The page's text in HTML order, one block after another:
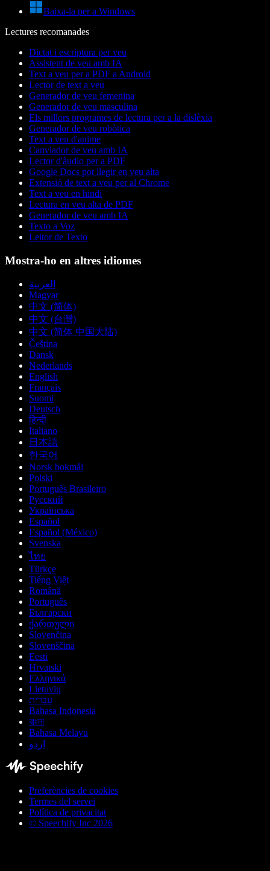
Baixa-la per a Windows
Lectures recomanades
Dictat i escriptura per veu
Assistent de veu amb IA
Text a veu per a PDF a Android
Lector de text a veu
Generador de veu femenina
Generador de veu masculina
Els millors programes de lectura per a la dislèxia
Generador de veu robòtica
Text a veu d'anime
Canviador de veu amb IA
Lector d'àudio per a PDF
Google Docs pot llegir en veu alta
Extensió de text a veu per al Chrome
Text a veu en hindi
Lectura en veu alta de PDF
Generador de veu amb IA
Texto a Voz
Leitor de Texto
Mostra-ho en altres idiomes
العربية
Magyar
中文 (简体)
中文 (台灣)
中文 (简体 中国大陆)
Čeština
Dansk
Nederlands
English
Français
Suomi
Deutsch
हिन्दी
Italiano
日本語
한국어
Norsk bokmål
Polski
Português Brasileiro
Русский
Українська
Español
Español (México)
Svenska
ไทย
Türkçe
Tiếng Việt
Română
Português
Български
ქართული
Slovenčina
Slovenščina
Eesti
Hrvatski
Ελληνικά
Lietuvių
עברית
Bahasa Indonesia
বাংলা
Bahasa Melayu
اردو
Preferències de cookies
Termes del servei
Política de privacitat
© Speechify Inc 2026